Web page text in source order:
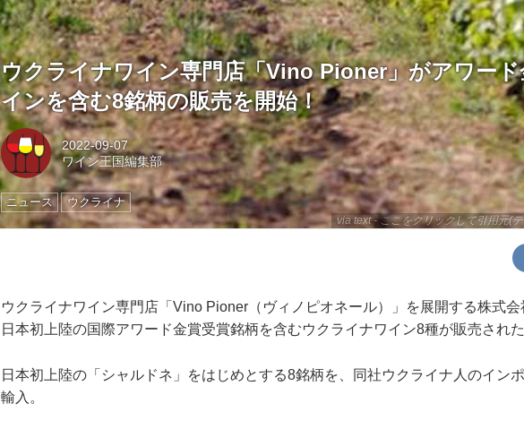
via text - ここをクリックして引用元(
ウクライナワイン専門店「Vino Pioner」がアワード
インを含む8銘柄の販売を開始！
2022-09-07
ワイン王国編集部
ニュース ウクライナ
ウクライナワイン専門店「Vino Pioner（ヴィノピオネール）」を展開する株式会
日本初上陸の国際アワード金賞受賞銘柄を含むウクライナワイン8種が販売された
日本初上陸の「シャルドネ」をはじめとする8銘柄を、同社ウクライナ人のイン
輸入。